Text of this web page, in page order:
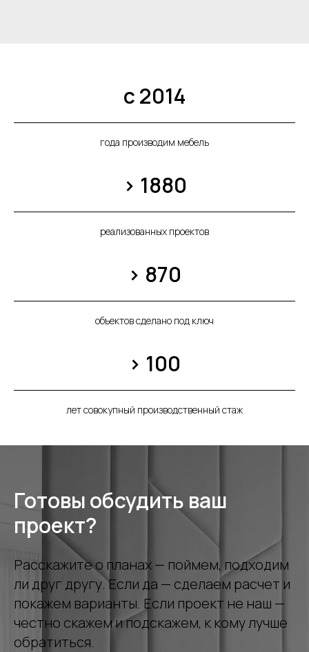
с 2014
года производим мебель
> 1880
реализованных проектов
> 870
объектов сделано под ключ
> 100
лет совокупный производственный стаж
Готовы обсудить ваш
проект?
Расскажите о планах — поймем, подходим
ли друг другу. Если да — сделаем расчет и
покажем варианты. Если проект не наш —
честно скажем и подскажем, к кому лучше
обратиться.